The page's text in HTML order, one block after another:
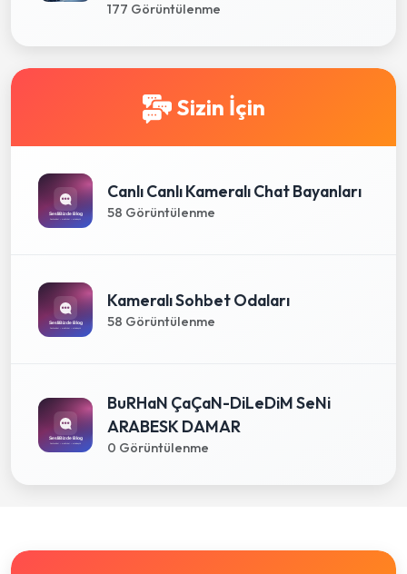
177 Görüntülenme
Sizin İçin
Canlı Canlı Kameralı Chat Bayanları
58 Görüntülenme
Kameralı Sohbet Odaları
58 Görüntülenme
BuRHaN ÇaÇaN-DiLeDiM SeNi
ARABESK DAMAR
0 Görüntülenme